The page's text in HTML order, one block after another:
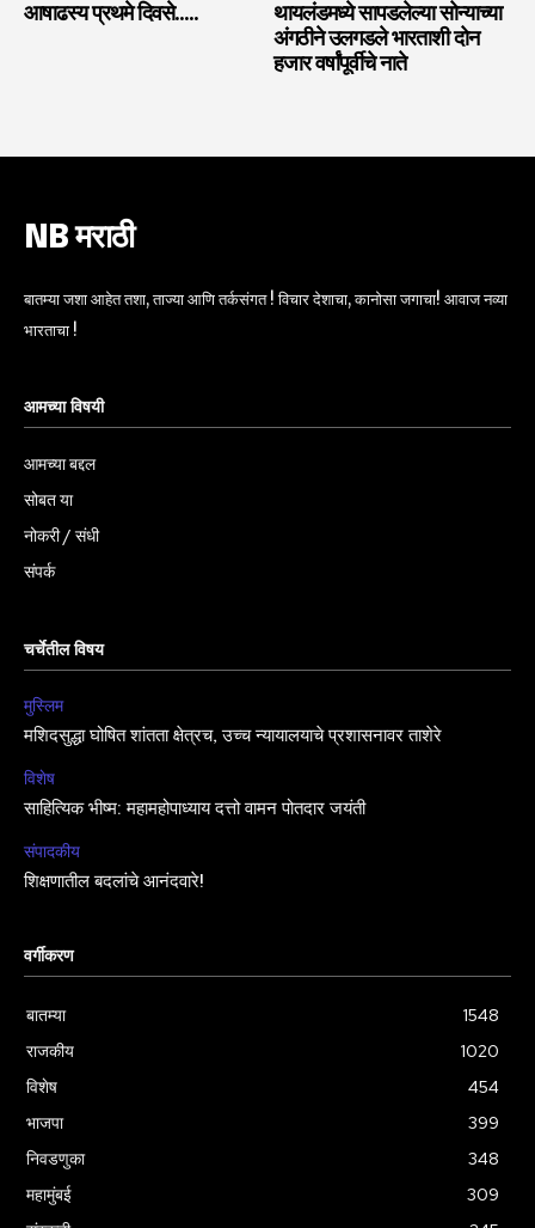
आषाढस्य प्रथमे दिवसे…..
थायलंडमध्ये सापडलेल्या सोन्याच्या
अंगठीने उलगडले भारताशी दोन
हजार वर्षांपूर्वीचे नाते
NB मराठी
बातम्या जशा आहेत तशा, ताज्या आणि तर्कसंगत ! विचार देशाचा, कानोसा जगाचा! आवाज नव्या
भारताचा !
आमच्या विषयी
आमच्या बद्दल
सोबत या
नोकरी / संधी
संपर्क
चर्चेतील विषय
मुस्लिम
मशिदसुद्धा घोषित शांतता क्षेत्रच, उच्च न्यायालयाचे प्रशासनावर ताशेरे
विशेष
साहित्यिक भीष्म: महामहोपाध्याय दत्तो वामन पोतदार जयंती
संपादकीय
शिक्षणातील बदलांचे आनंदवारे!
वर्गीकरण
बातम्या
1548
राजकीय
1020
विशेष
454
भाजपा
399
निवडणुका
348
महामुंबई
309